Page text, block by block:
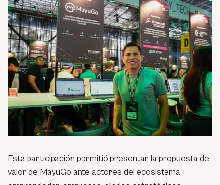
Esta participación permitió presentar la propuesta de
valor de MayuGo ante actores del ecosistema